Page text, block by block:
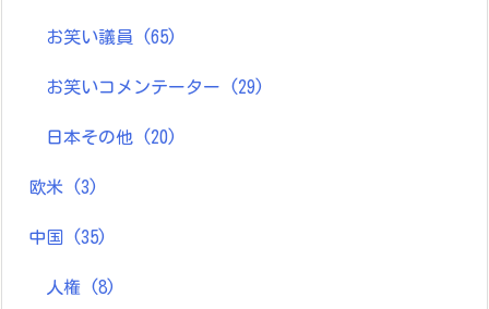
お笑い議員 (65)
お笑いコメンテーター (29)
日本その他 (20)
欧米 (3)
中国 (35)
人権 (8)